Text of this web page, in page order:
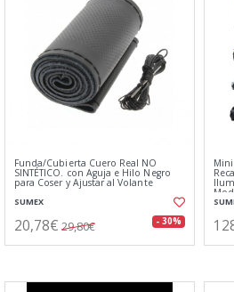
Funda/Cubierta Cuero Real NO
SINTÉTICO. con Aguja e Hilo Negro
para Coser y Ajustar al Volante
SUMEX
20,78€ 29,80€ - 30%